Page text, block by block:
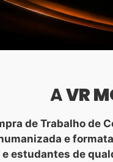
AVR
de Trabalho de
e
estudantes de